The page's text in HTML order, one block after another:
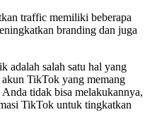
traffic memiliki beberapa
branding dan juga
adalah salah satu hal yang
TikTok yang memang
tidak bisa melakukannya,
TikTok untuk tingkatkan